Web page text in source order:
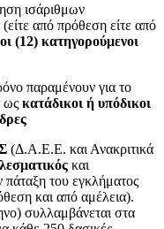
ισάριθμων
από πρόθεση είτε από
(12) κατηγορούμενοι
παραμένουν για το
ως κατάδικοι ή υπόδικοι
(Δ.Α.Ε.Ε. και Ανακριτικά
και
πάταξη του εγκλήματος
και από αμέλεια).
συλλαμβάνεται στα